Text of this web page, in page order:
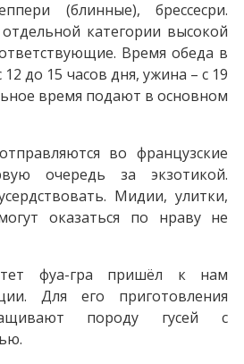
(блинные), брессесри.
категории высокой
Время обеда в
12 до 15 часов дня, ужина – с 19
время подают в основном
во французские
очередь за экзотикой.
Мидии, улитки,
оказаться по нраву не
фуа-гра пришёл к нам
Для его приготовления
породу гусей с